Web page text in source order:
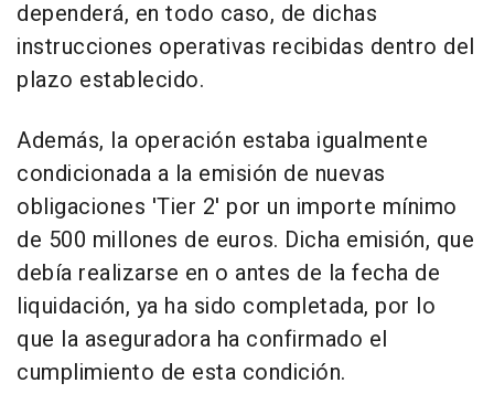
dependerá, en todo caso, de dichas
instrucciones operativas recibidas dentro del
plazo establecido.
Además, la operación estaba igualmente
condicionada a la emisión de nuevas
obligaciones 'Tier 2' por un importe mínimo
de 500 millones de euros. Dicha emisión, que
debía realizarse en o antes de la fecha de
liquidación, ya ha sido completada, por lo
que la aseguradora ha confirmado el
cumplimiento de esta condición.